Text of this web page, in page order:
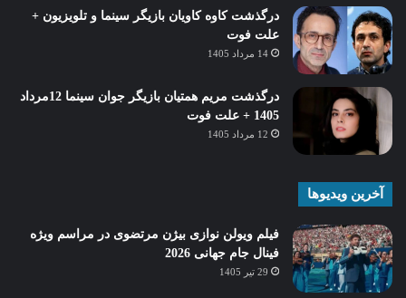
درگذشت کاوه کاویان بازیگر سینما و تلویزیون +
علت فوت
14 مرداد 1405
درگذشت مریم همتیان بازیگر جوان سینما 12مرداد
1405 + علت فوت
12 مرداد 1405
آخرین ویدیوها
فیلم ویولن نوازی بیژن مرتضوی در مراسم ویژه
فینال جام جهانی 2026
29 تیر 1405